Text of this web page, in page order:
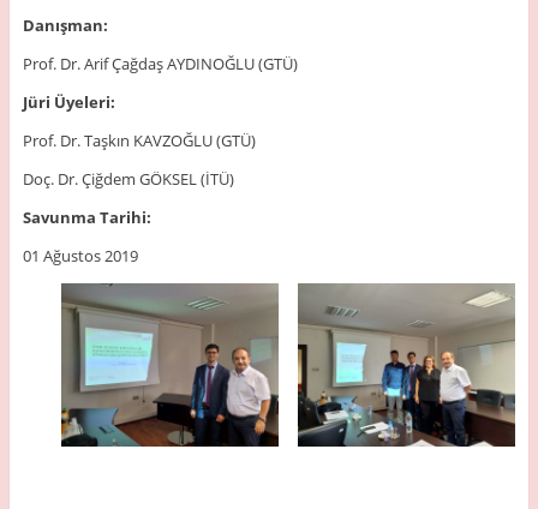
Danışman:
Prof. Dr. Arif Çağdaş AYDINOĞLU (GTÜ)
Jüri Üyeleri:
Prof. Dr. Taşkın KAVZOĞLU (GTÜ)
Doç. Dr. Çiğdem GÖKSEL (İTÜ)
Savunma Tarihi:
01 Ağustos 2019